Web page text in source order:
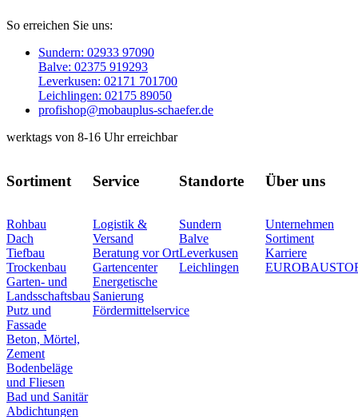
So erreichen Sie uns:
Sundern: 02933 97090
Balve: 02375 919293
Leverkusen: 02171 701700
Leichlingen: 02175 89050
profishop@mobauplus-schaefer.de
werktags von 8-16 Uhr erreichbar
Sortiment
Rohbau
Dach
Tiefbau
Trockenbau
Garten- und
Landsschaftsbau
Putz und
Fassade
Beton, Mörtel,
Zement
Bodenbeläge
und Fliesen
Bad und Sanitär
Abdichtungen
Service
Logistik &
Versand
Beratung vor Ort
Gartencenter
Energetische
Sanierung
Fördermittelservice
Standorte
Sundern
Balve
Leverkusen
Leichlingen
Über uns
Unternehmen
Sortiment
Karriere